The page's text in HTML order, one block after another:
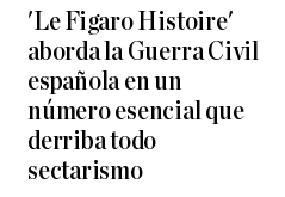
'Le Figaro Histoire'
aborda la Guerra Civil
española en un
número esencial que
derriba todo
sectarismo